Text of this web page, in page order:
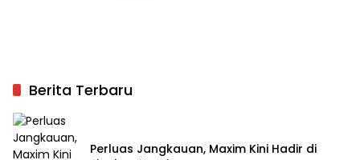
Berita Terbaru
Perluas Jangkauan, Maxim Kini Hadir di